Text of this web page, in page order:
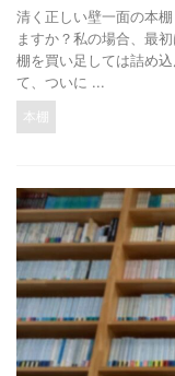
清く正しい壁一面の本
ますか？私の場合、最
棚を買い足しては詰め
て、ついに ...
本棚